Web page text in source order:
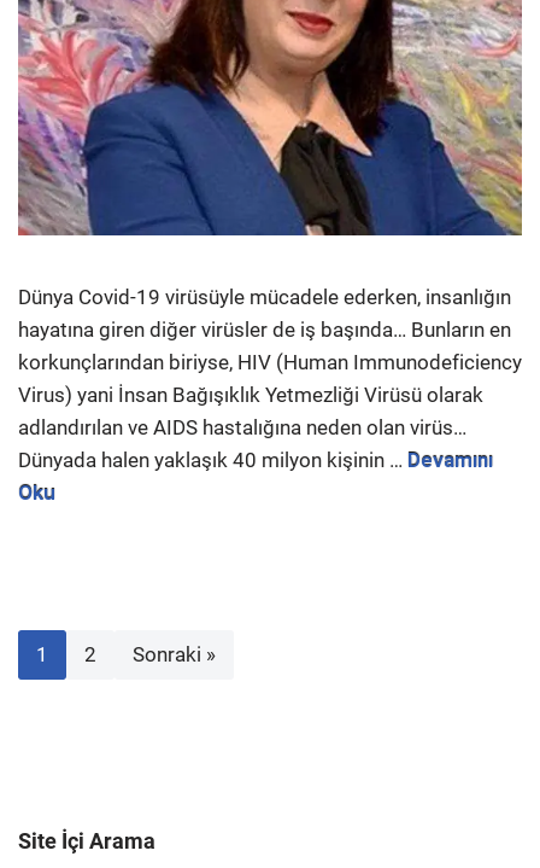
Dünya Covid-19 virüsüyle mücadele ederken, insanlığın
hayatına giren diğer virüsler de iş başında… Bunların en
korkunçlarından biriyse, HIV (Human Immunodeficiency
Virus) yani İnsan Bağışıklık Yetmezliği Virüsü olarak
adlandırılan ve AIDS hastalığına neden olan virüs…
Dünyada halen yaklaşık 40 milyon kişinin … Devamını
Oku
1 2 Sonraki »
Site İçi Arama